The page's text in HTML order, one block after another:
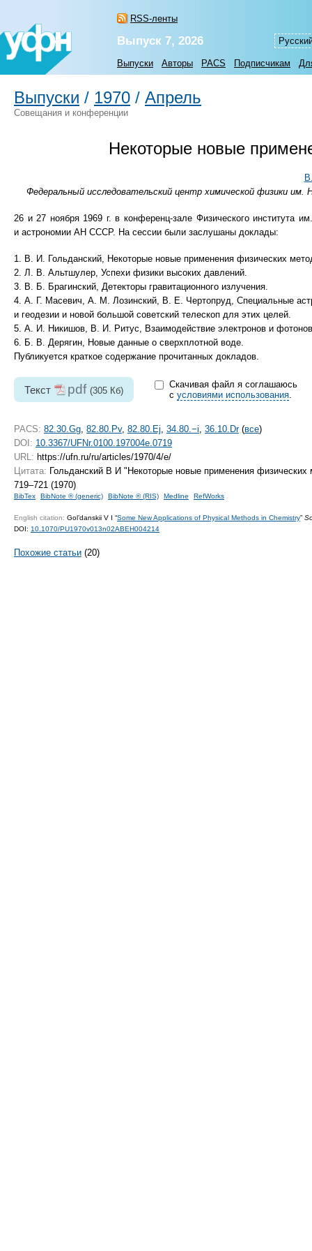
RSS-ленты
Выпуск 7, 2026
Выпуски Авторы PACS Подписчикам
Выпуски / 1970 / Апрель
Совещания и конференции
Некоторые новые
Федеральный исследовательский центр химической физики
26 и 27 ноября 1969 г. в конференц-зале Физического
и астрономии АН СССР. На сессии были заслушаны доклады:
1. В. И. Гольданский, Некоторые новые применения физических
2. Л. В. Альтшулер, Успехи физики высоких давлений.
3. В. Б. Брагинский, Детекторы гравитационного излучения.
4. А. Г. Масевич, А. М. Лозинский, В. Е. Чертопруд, Специальные
и геодезии и новой большой советский телескоп для этих целей.
5. А. И. Никишов, В. И. Ритус, Взаимодействие электронов и
6. Б. В. Дерягин, Новые данные о сверхплотной воде.
Публикуется краткое содержание прочитанных докладов.
Текст pdf (305 Кб)
Скачивая файл я соглашаюсь
с условиями использования.
PACS: 82.30.Gg 82.80.Pv, 82.80.Ej 34.80.−i 36.10.Dr(все)
DOI: 10.3367/UFNr.0100.197004e.0719
URL: https://ufn.ru/ru/articles/1970/4/e/
Цитата: Гольданский В И "Некоторые новые применения
719–721 (1970)
BibTex BibNote ® (generic) BibNote ® (RIS) Medline RefWorks
English citation: Gol’danskii V I “Some New Applications of Physical Methods in Chemistry”
DOI: 10.1070/PU1970v013n02ABEH004214
Похожие статьи (20)